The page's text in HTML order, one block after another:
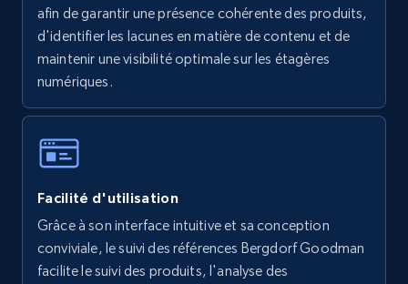
5.6K+ 877+ Commencer
Walmart - products - Collects products by
URL, Final price, Sku, Currency, Gtin,
more.
5.6K+ 877+ Commencer
afin de garantir une présence cohérente des produits,
d'identifier les lacunes en matière de contenu et de
maintenir une visibilité optimale sur les étagères
numériques.
Facilité d'utilisation
Grâce à son interface intuitive et sa conception
conviviale, le suivi des références Bergdorf Goodman
facilite le suivi des produits, l'analyse des